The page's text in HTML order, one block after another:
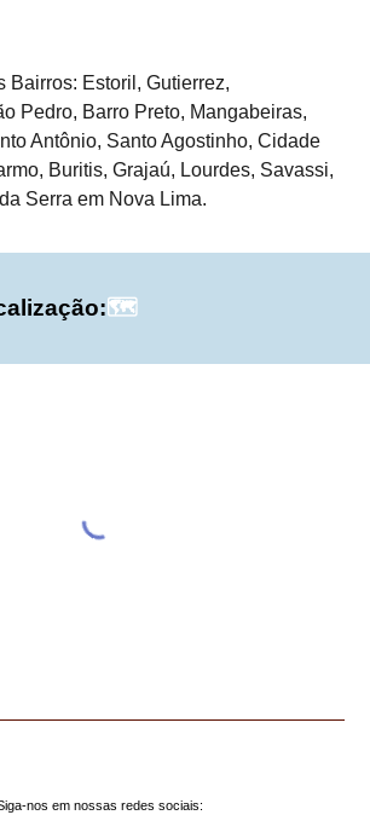
Bairros: Estoril, Gutierrez,
Pedro, Barro Preto, Mangabeiras,
Antônio, Santo Agostinho, Cidade
Buritis, Grajaú, Lourdes, Savassi,
Serra em Nova Lima.
🗺️
nos em nossas redes sociais: